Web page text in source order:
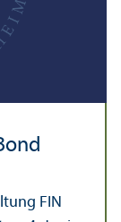
FIN